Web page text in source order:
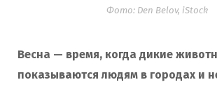
Фото: Den Belov, iStock
Весна — время, когда дикие
показываются людям в городах и